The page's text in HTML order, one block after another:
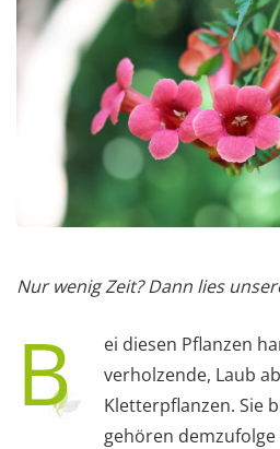
Nur wenig Zeit? Dann lies
B
ei diesen Pflanzen
verholzende, Laub
Kletterpflanzen. Sie
gehören